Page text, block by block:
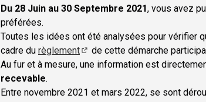
Du 28 Juin au 30 Septembre 2021, vous avez
préférées.
Toutes les idées ont été analysées pour vérifier
cadre du règlement
(S'ouvre dans un nouvel
de cette démarche
Au fur et à mesure, une information est
recevable.
Entre novembre 2021 et mars 2022, se sont